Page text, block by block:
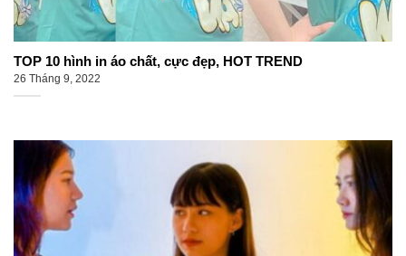
TOP 10 hình in áo chất, cực đẹp, HOT TREND
26 Tháng 9, 2022